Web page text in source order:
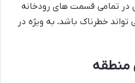
در تمامی قسمت های رودخانه
خطرناک باشد، به ویژه در
منطقه